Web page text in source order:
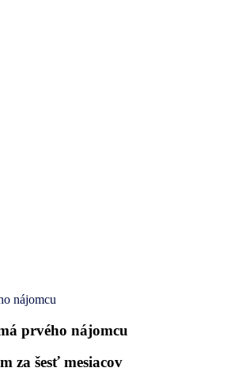
nájomcu
prvého nájomcu
za šesť mesiacov